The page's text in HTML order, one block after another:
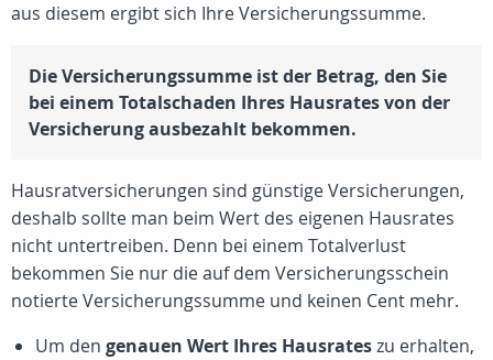
aus diesem ergibt sich Ihre Versicherungssumme.
Die Versicherungssumme ist der Betrag, den Sie
bei einem Totalschaden Ihres Hausrates von der
Versicherung ausbezahlt bekommen.
Hausratversicherungen sind günstige Versicherungen,
deshalb sollte man beim Wert des eigenen Hausrates
nicht untertreiben. Denn bei einem Totalverlust
bekommen Sie nur die auf dem Versicherungsschein
notierte Versicherungssumme und keinen Cent mehr.
Um den genauen Wert Ihres Hausrateszu erhalten,